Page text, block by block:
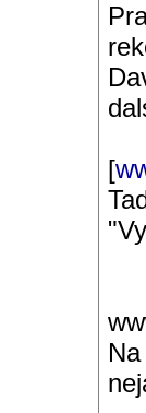
[